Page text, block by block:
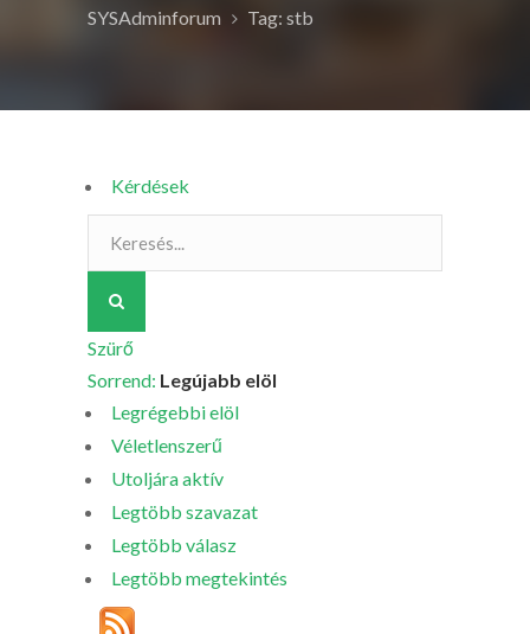
SYSAdminforum Tag: stb
Kérdések
Szürő
Sorrend: Legújabb elöl
Legrégebbi elöl
Véletlenszerű
Utoljára aktív
Legtöbb szavazat
Legtöbb válasz
Legtöbb megtekintés